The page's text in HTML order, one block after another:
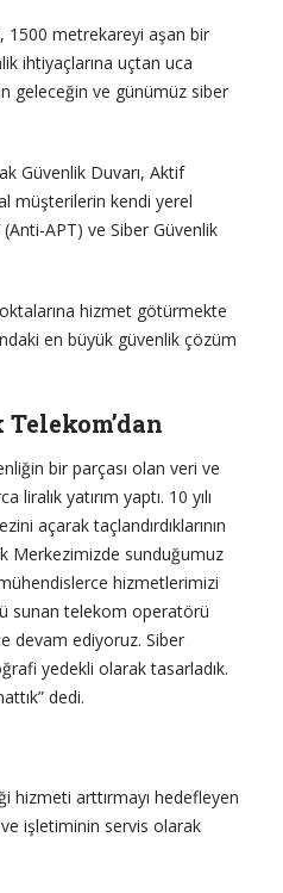
1500 metrekareyi aşan bir
ihtiyaçlarına uçtan uca
geleceğin ve günümüz siber
Güvenlik Duvarı, Aktif
müşterilerin kendi yerel
APT) ve Siber Güvenlik
hizmet götürmekte
en büyük güvenlik çözüm
bir parçası olan veri ve
yatırım yaptı. 10 yılı
açarak taçlandırdıklarının
Merkezimizde sunduğumuz
hizmetlerimizi
sunan telekom operatörü
devam ediyoruz. Siber
yedekli olarak tasarladık.
dedi.
hizmeti arttırmayı hedefleyen
işletiminin servis olarak